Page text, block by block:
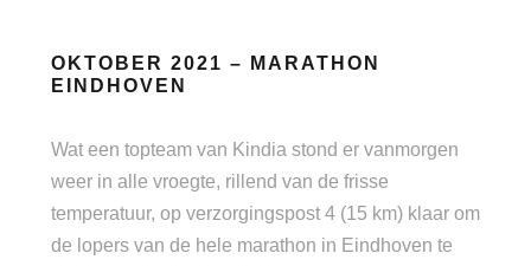
OKTOBER 2021 – MARATHON
EINDHOVEN
Wat een topteam van Kindia stond er vanmorgen
weer in alle vroegte, rillend van de frisse
temperatuur, op verzorgingspost 4 (15 km) klaar om
de lopers van de hele marathon in Eindhoven te